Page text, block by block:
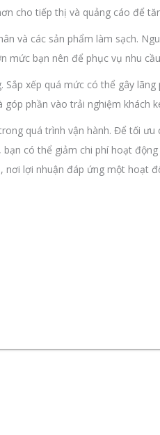
cho tiếp thị và quảng cáo để
và các sản phẩm làm sạch.
mức bạn nên để phục vụ nhu
xếp quá mức có thể gây
phần vào trải nghiệm khách
quá trình vận hành. Để tối
có thể giảm chi phí hoạt
lợi nhuận đáp ứng một hoạt